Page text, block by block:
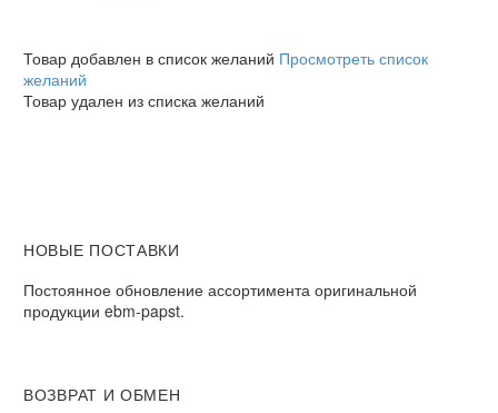
Товар добавлен в список желаний Просмотреть список
желаний
Товар удален из списка желаний
НОВЫЕ ПОСТАВКИ
Постоянное обновление ассортимента оригинальной
продукции ebm-papst.
ВОЗВРАТ И ОБМЕН